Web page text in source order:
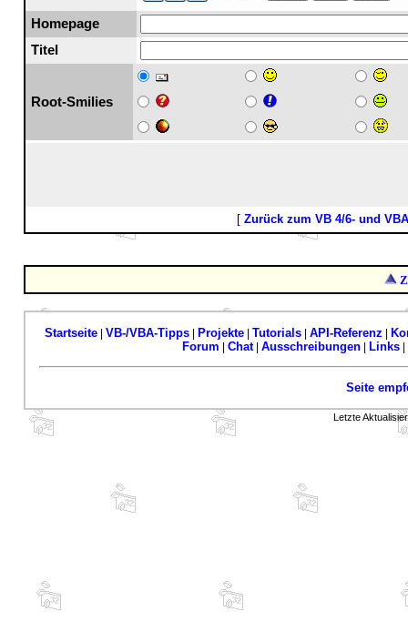
Homepage
Titel
Root-Smilies
[ Zurück zum VB 4/6- und
Startseite VB-/VBA-Tipps Projekte Tutorials API-Referenz
Forum
Chat| Ausschreibungen| Links|
Seite
Letzte